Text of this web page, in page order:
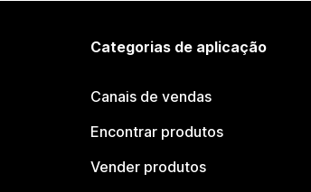
Categorias de aplicação
Canais de vendas
Encontrar produtos
Vender produtos